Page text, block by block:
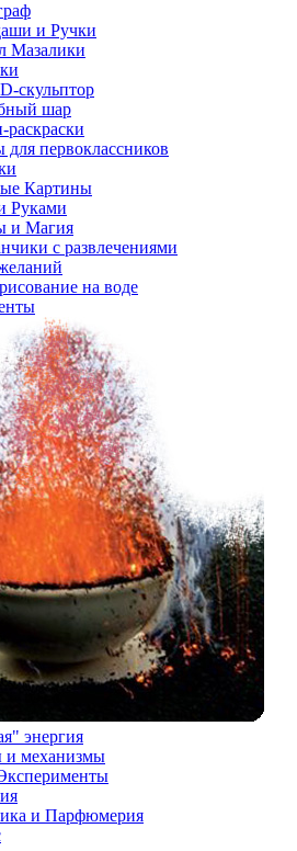
и Ручки
Мазалики
скульптор
шар
первоклассников
Картины
Руками
и Магия
с развлечениями
на воде
энергия
и механизмы
и Парфюмерия